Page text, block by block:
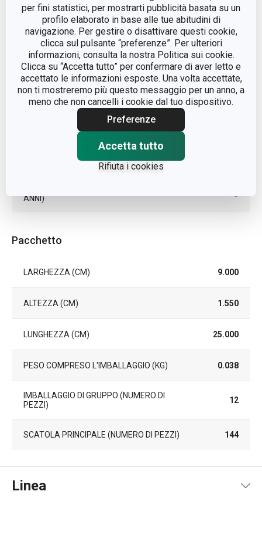
per fini statistici, per mostrarti pubblicità basata su un
profilo elaborato in base alle tue abitudini di
navigazione. Per gestire o disattivare questi cookie,
clicca sul pulsante “preferenze”. Per ulteriori
informazioni, consulta la nostra Politica sui cookie.
Clicca su “Accetta tutto” per confermare di aver letto e
accettato le informazioni esposte. Una volta accettate,
non ti mostreremo più questo messaggio per un anno, a
meno che non cancelli i cookie dal tuo dispositivo.
Preferenze
Accetta tutto
Rifiuta i cookies
MATERIALE plastica
TIPO
utensile per
pulizia
COLORE Bianco
LAVAGGIO IN LAVASTOVIGLIE
8595028407945
ANNI)
Pacchetto
LARGHEZZA (CM) 9.000
ALTEZZA (CM) 1.550
LUNGHEZZA (CM) 25.000
PESO COMPRESO L'IMBALLAGGIO (KG) 0.038
IMBALLAGGIO DI GRUPPO (NUMERO DI
PEZZI)
12
SCATOLA PRINCIPALE (NUMERO DI PEZZI) 144
Linea